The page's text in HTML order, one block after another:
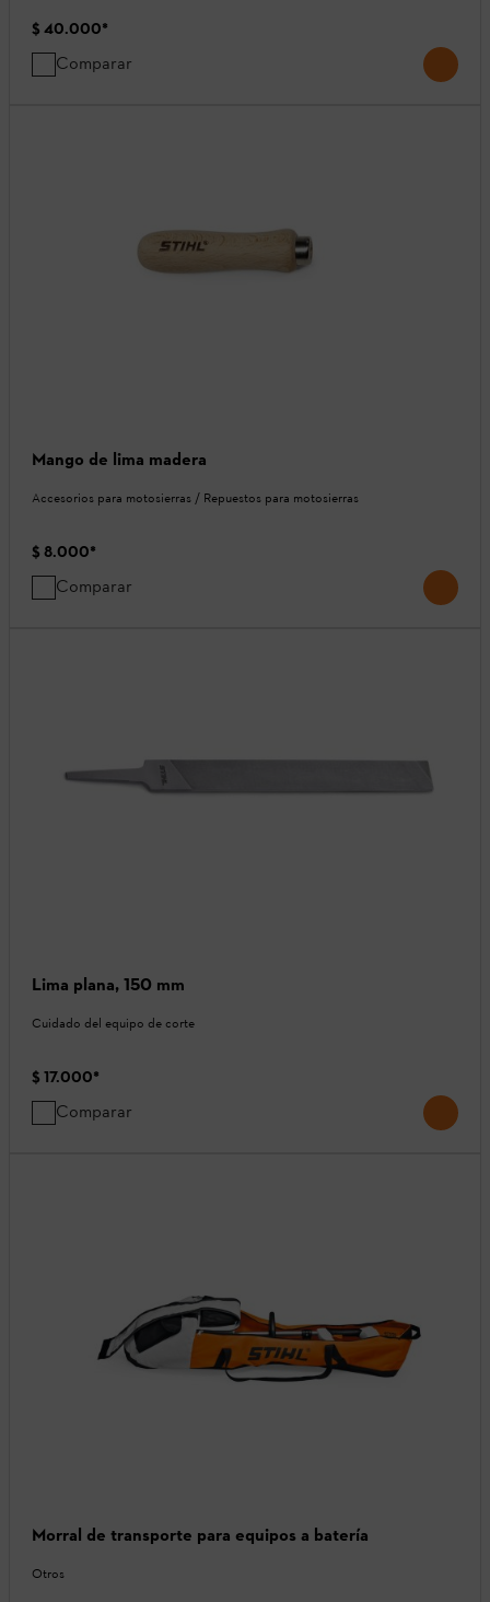
$ 40.000*
Comparar
Mango de lima madera
Accesorios para motosierras / Repuestos para motosierras
$ 8.000*
Comparar
Lima plana, 150 mm
Cuidado del equipo de corte
$ 17.000*
Comparar
Morral de transporte para equipos a batería
Otros